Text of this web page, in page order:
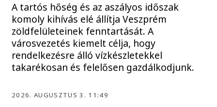
A tartós hőség és az aszályos időszak
komoly kihívás elé állítja Veszprém
zöldfelületeinek fenntartását. A
városvezetés kiemelt célja, hogy
rendelkezésre álló vízkészletekkel
takarékosan és felelősen gazdálkodjunk.
2026. AUGUSZTUS 3. 11:49